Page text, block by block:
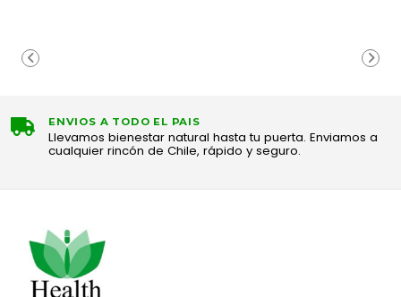
ENVIOS A TODO EL PAIS
Llevamos bienestar natural hasta tu puerta. Enviamos a
cualquier rincón de Chile, rápido y seguro.